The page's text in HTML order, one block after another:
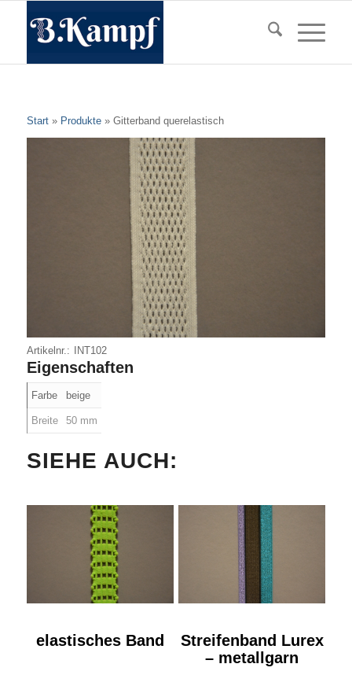
Start» Produkte» Gitterband querelastisch
Artikelnr.: INT102
Eigenschaften
Farbe beige
Breite 50 mm
SIEHE AUCH:
elastisches Band
Streifenband Lurex
– metallgarn